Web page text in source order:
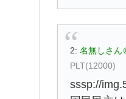
2: 名無しさん
PLT(12000)
sssp://